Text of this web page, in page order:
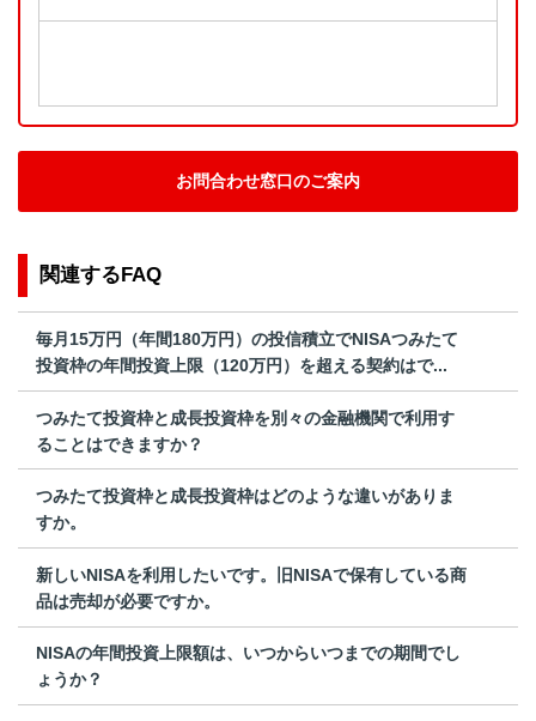
お問合わせ窓口のご案内
関連するFAQ
毎月15万円（年間180万円）の投信積立でNISAつみたて
投資枠の年間投資上限（120万円）を超える契約はで...
つみたて投資枠と成長投資枠を別々の金融機関で利用す
ることはできますか？
つみたて投資枠と成長投資枠はどのような違いがありま
すか。
新しいNISAを利用したいです。旧NISAで保有している商
品は売却が必要ですか。
NISAの年間投資上限額は、いつからいつまでの期間でし
ょうか？